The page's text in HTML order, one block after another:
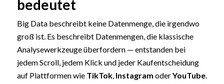
bedeutet
Big Data beschreibt keine Datenmenge, die irgendwo
groß ist. Es beschreibt Datenmengen, die klassische
Analysewerkzeuge überfordern — entstanden bei
jedem Scroll, jedem Klick und jeder Kaufentscheidung
auf Plattformen wie TikTok, Instagram oderYouTube.